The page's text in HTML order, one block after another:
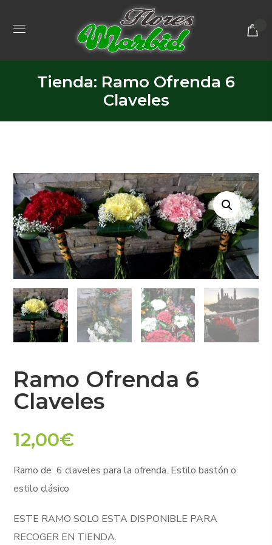
Tienda: Ramo Ofrenda 6
Claveles
Ramo Ofrenda 6
Claveles
12,00€
Ramo de 6 claveles para la ofrenda. Estilo bastón o
estilo clásico
ESTE RAMO SOLO ESTA DISPONIBLE PARA
RECOGER EN TIENDA.